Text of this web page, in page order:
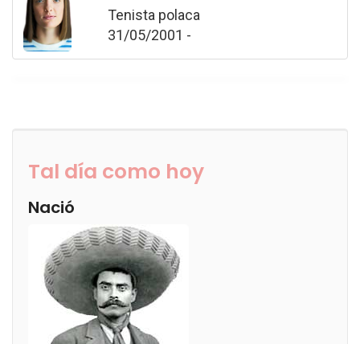
Tenista polaca
31/05/2001 -
Tal día como hoy
Nació